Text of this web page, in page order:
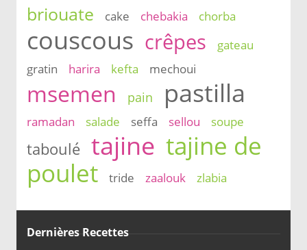
briouate cake chebakia chorba
couscous crêpes
gateau
gratin
harira kefta mechoui
msemen pain pastilla
ramadan salade seffa sellou soupe
taboulé tajine tajine de
poulet
tride zaalouk zlabia
Dernières Recettes